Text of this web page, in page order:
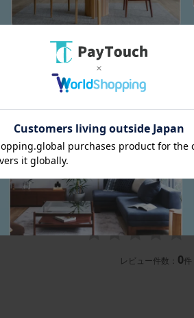
レビュー件数： 0件